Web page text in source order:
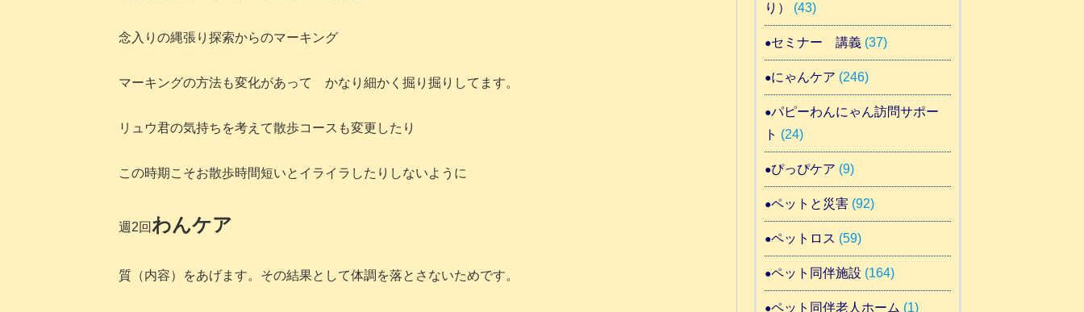
念入りの縄張り探索からのマーキング
マーキングの方法も変化があって かなり細かく掘り掘りしてます。
リュウ君の気持ちを考えて散歩コースも変更したり
この時期こそお散歩時間短いとイライラしたりしないように
週2回わんケア
質（内容）をあげます。その結果として体調を落とさないためです。
り）
(43)
セミナー 講義(37)
にゃんケア (246)
パピーわんにゃん訪問サポー
ト (24)
ぴっぴケア (9)
ペットと災害(92)
ペットロス (59)
ペット同伴施設 (164)
ペット同伴老人ホーム (1)